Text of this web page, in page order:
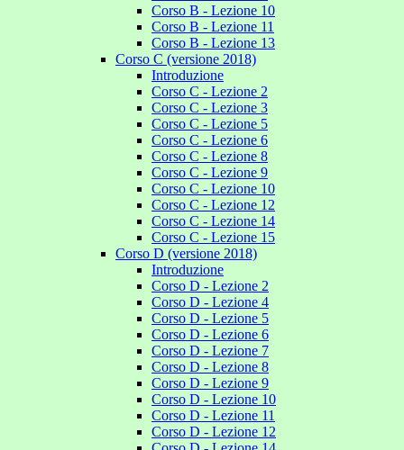
Corso B - Lezione 10
Corso B - Lezione 11
Corso B - Lezione 13
Corso C (versione 2018)
Introduzione
Corso C - Lezione 2
Corso C - Lezione 3
Corso C - Lezione 5
Corso C - Lezione 6
Corso C - Lezione 8
Corso C - Lezione 9
Corso C - Lezione 10
Corso C - Lezione 12
Corso C - Lezione 14
Corso C - Lezione 15
Corso D (versione 2018)
Introduzione
Corso D - Lezione 2
Corso D - Lezione 4
Corso D - Lezione 5
Corso D - Lezione 6
Corso D - Lezione 7
Corso D - Lezione 8
Corso D - Lezione 9
Corso D - Lezione 10
Corso D - Lezione 11
Corso D - Lezione 12